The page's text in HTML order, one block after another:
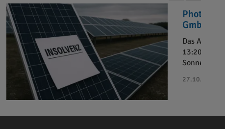
GmbH“
Das
13:20 Uhr
27.10.2025 -